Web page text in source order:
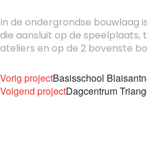
In de ondergrondse bouwlaag
die aansluit op de speelplaats,
ateliers en op de 2 bovenste
Vorig projectBasisschool
Volgend projectDagcentrum